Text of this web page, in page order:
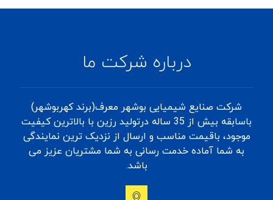
درباره شرکت ما
شرکت صنایع شیمیایی بوشهر معرف(برند کهربوشهر)
باسابقه بیش از 35 ساله درتولید رزین با بالاترین کیفیت
موجود، باقیمت مناسب و ارسال از نزدیک ترین نمایندگی
به شما آماده خدمت رسانی به شما مشتریان عزیز می
باشد.